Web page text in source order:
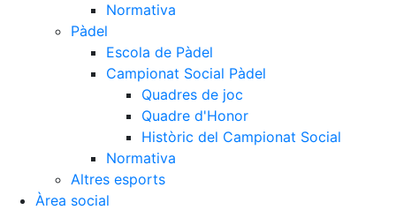
Normativa
Pàdel
Escola de Pàdel
Campionat Social Pàdel
Quadres de joc
Quadre d'Honor
Històric del Campionat Social
Normativa
Altres esports
Àrea social